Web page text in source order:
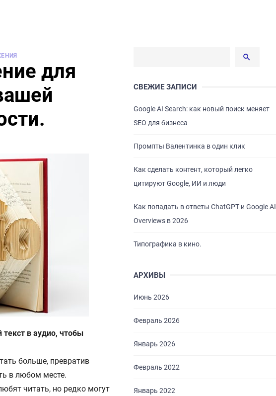
для
в аудио, чтобы
больше, превратив
в любом месте.
читать, но редко могут
СВЕЖИЕ ЗАПИСИ
Google AI Search: как новый поиск меняет
SEO для бизнеса
Промпты Валентинка в один клик
Как сделать контент, который легко
цитируют Google, ИИ и люди
Как попадать в ответы ChatGPT и Google AI
Overviews в 2026
Типографика в кино.
АРХИВЫ
Июнь 2026
Февраль 2026
Январь 2026
Февраль 2022
Январь 2022